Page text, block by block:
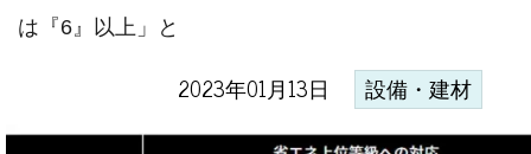
は『6』以上」と
2023年01月13日 設備・建材